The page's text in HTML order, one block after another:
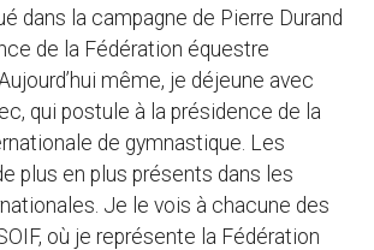
dans la campagne de Pierre Durand
de la Fédération équestre
même, je déjeune avec
qui postule à la présidence de la
de gymnastique. Les
plus en plus présents dans les
Je le vois à chacune des
où je représente la Fédération